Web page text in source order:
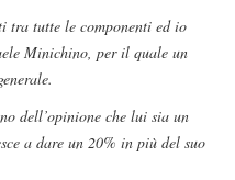
tra tutte le componenti ed io
Minichino, per il quale un
dell’opinione che lui sia un
a dare un 20% in più del suo